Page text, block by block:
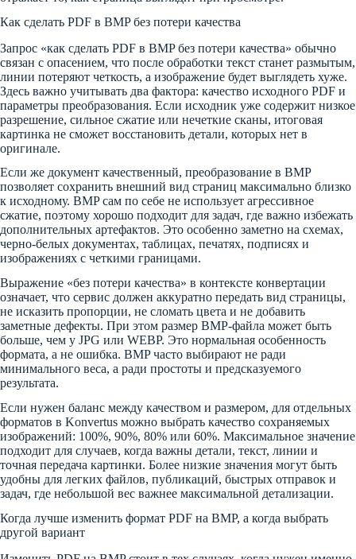
Как сделать PDF в BMP без потери качества
Запрос «как сделать PDF в BMP без потери качества» обычно
связан с опасением, что после обработки текст станет размытым,
линии потеряют четкость, а изображение будет выглядеть хуже.
Здесь важно учитывать два фактора: качество исходного PDF и
параметры преобразования. Если исходник уже содержит низкое
разрешение, сильное сжатие или нечеткие сканы, итоговая
картинка не сможет восстановить детали, которых нет в
оригинале.
Если же документ качественный, преобразование в BMP
позволяет сохранить внешний вид страниц максимально близко
к исходному. BMP сам по себе не использует агрессивное
сжатие, поэтому хорошо подходит для задач, где важно избежать
дополнительных артефактов. Это особенно заметно на схемах,
черно-белых документах, таблицах, печатях, подписях и
изображениях с четкими границами.
Выражение «без потери качества» в контексте конвертации
означает, что сервис должен аккуратно передать вид страницы,
не исказить пропорции, не сломать цвета и не добавить
заметные дефекты. При этом размер BMP-файла может быть
больше, чем у JPG или WEBP. Это нормальная особенность
формата, а не ошибка. BMP часто выбирают не ради
минимального веса, а ради простоты и предсказуемого
результата.
Если нужен баланс между качеством и размером, для отдельных
форматов в Konvertus можно выбрать качество сохраняемых
изображений: 100%, 90%, 80% или 60%. Максимальное значение
подходит для случаев, когда важны детали, текст, линии и
точная передача картинки. Более низкие значения могут быть
удобны для легких файлов, публикаций, быстрых отправок и
задач, где небольшой вес важнее максимальной детализации.
Когда лучше изменить формат PDF на BMP, а когда выбрать
другой вариант